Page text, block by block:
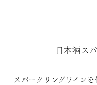
日本酒ス
スパークリングワイン